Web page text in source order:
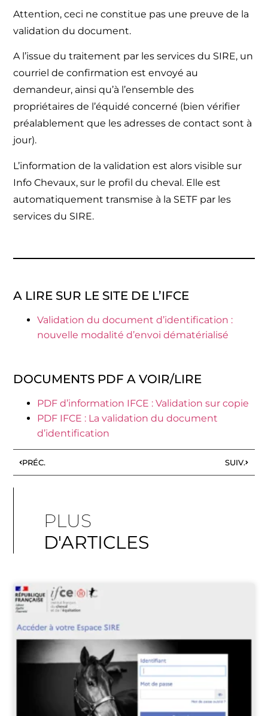
Attention, ceci ne constitue pas une preuve de la
validation du document.
A l’issue du traitement par les services du SIRE, un
courriel de confirmation est envoyé au
demandeur, ainsi qu’à l’ensemble des
propriétaires de l’équidé concerné (bien vérifier
préalablement que les adresses de contact sont à
jour).
L’information de la validation est alors visible sur
Info Chevaux, sur le profil du cheval. Elle est
automatiquement transmise à la SETF par les
services du SIRE.
A LIRE SUR LE SITE DE L’IFCE
Validation du document d’identification :
nouvelle modalité d’envoi dématérialisé
DOCUMENTS PDF A VOIR/LIRE
PDF d’information IFCE : Validation sur copie
PDF IFCE : La validation du document
d’identification
PRÉC. SUIV.
PLUS
D'ARTICLES